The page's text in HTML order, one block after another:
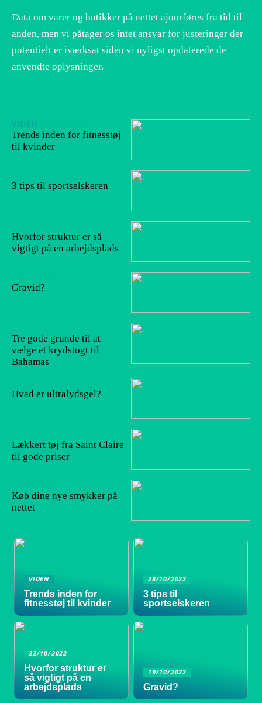
Data om varer og butikker på nettet ajourføres fra tid til
anden, men vi påtager os intet ansvar for justeringer der
potentielt er iværksat siden vi nyligst opdaterede de
anvendte oplysninger.
VIDEN
Trends inden for fitnesstøj
til kvinder
3 tips til sportselskeren
Hvorfor struktur er så
vigtigt på en arbejdsplads
Gravid?
Tre gode grunde til at
vælge et krydstogt til
Bahamas
Hvad er ultralydsgel?
Lækkert tøj fra Saint Claire
til gode priser
Køb dine nye smykker på
nettet
VIDEN
Trends inden for
fitnesstøj til kvinder
28/10/2022
3 tips til
sportselskeren
22/10/2022
Hvorfor struktur er
så vigtigt på en
arbejdsplads
19/10/2022
Gravid?